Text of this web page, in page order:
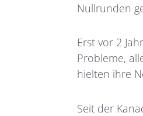
Nullrunden
Erst vor 2
Probleme,
hielten ihre
Seit der